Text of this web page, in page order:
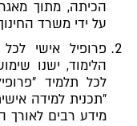
הכיתה, מתוך
על ידי משרד
פרופיל אישי
הלימוד, ישנו
לכל תלמיד
"תכנית למידה
מידע רבים לאורך